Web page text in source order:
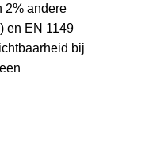
2% andere
en EN 1149
bij